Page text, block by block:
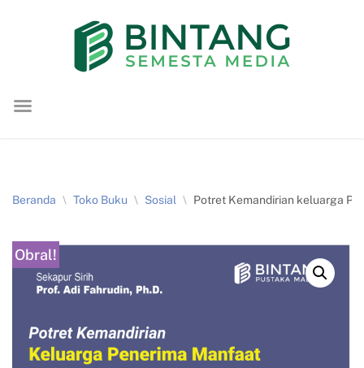
konten
Beranda \ Toko Buku \ Sosial \ Potret Kemandirian keluarga
Obral!